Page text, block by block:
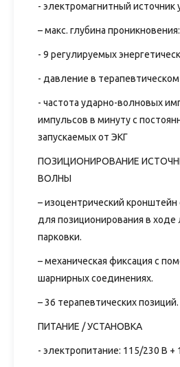
- электромагнитный источник
– макс. глубина
- 9 регулируемых
- давление в
- частота ударно-волновых
импульсов в минуту с
запускаемых от ЭКГ
ПОЗИЦИОНИРОВАНИЕ
ВОЛНЫ
– изоцентрический
для позиционирования в ходе
парковки.
– механическая фиксация с
шарнирных соединениях.
– 36 терапевтических позиций.
ПИТАНИЕ / УСТАНОВКА
- электропитание: 115/230 В +